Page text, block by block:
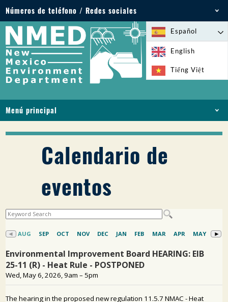
Números de teléfono / Redes sociales
Teléfono: 505-827-2855
1-800-219-6157
Emergencias medioambientales: 505-827-9329
(24 horas)
Español
English
Tiếng Việt
Menú principal
LICENCIAS Y PERMISOS
PFAS EN NM
FINANCIACIÓN
SERVICIOS EN LÍNEA
Buscar:
Calendario de
eventos